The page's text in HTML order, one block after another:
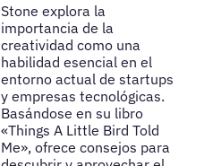
Stone explora la
importancia de la
creatividad como una
habilidad esencial en el
entorno actual de startups
y empresas tecnológicas.
Basándose en su libro
«Things A Little Bird Told
Me», ofrece consejos para